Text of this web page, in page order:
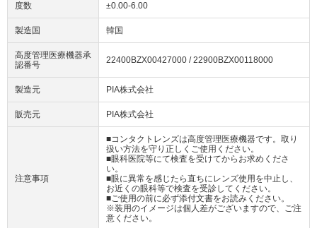
度数 ±0.00-6.00
製造国 韓国
高度管理医療機器承
認番号
22400BZX00427000 / 22900BZX00118000
製造元 PIA株式会社
販売元 PIA株式会社
注意事項
■コンタクトレンズは高度管理医療機器です。取り
扱い方法を守り正しくご使用ください。
■眼科医院等にて検査を受けてからお求めくださ
い。
■眼に異常を感じたら直ちにレンズ使用を中止し、
お近くの眼科等で検査を受診してください。
■ご使用の前に必ず添付文書をお読みください。
※装用のイメージは個人差がございますので、ご注
意ください。